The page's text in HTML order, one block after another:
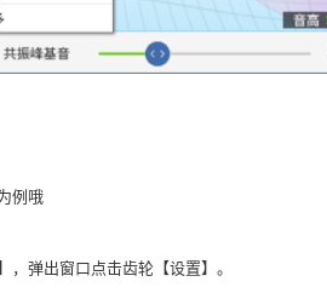
例哦
弹出窗口点击齿轮【设置】。